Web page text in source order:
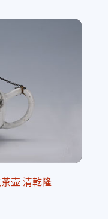
壶 清乾隆